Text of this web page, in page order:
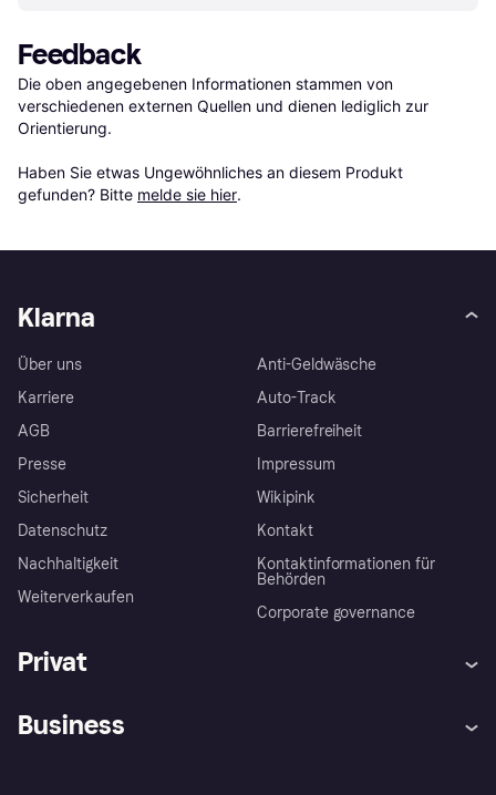
Feedback
Die oben angegebenen Informationen stammen von
verschiedenen externen Quellen und dienen lediglich zur
Orientierung.
Haben Sie etwas Ungewöhnliches an diesem Produkt
gefunden? Bitte melde sie hier.
Klarna
Über uns
Karriere
AGB
Presse
Sicherheit
Datenschutz
Nachhaltigkeit
Weiterverkaufen
Anti-Geldwäsche
Auto-Track
Barrierefreiheit
Impressum
Wikipink
Kontakt
Kontaktinformationen für
Behörden
Corporate governance
Privat
Business